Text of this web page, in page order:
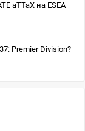
aTTaX на ESEA
Premier Division?